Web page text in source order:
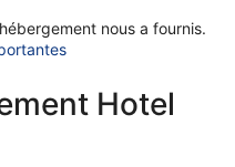
nous a fournis.
Hotel